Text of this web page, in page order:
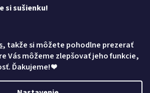
si sušienku!
, takže si môžete pohodlne prezerať
Vás môžeme zlepšovať jeho funkcie,
Ďakujeme!❤
s